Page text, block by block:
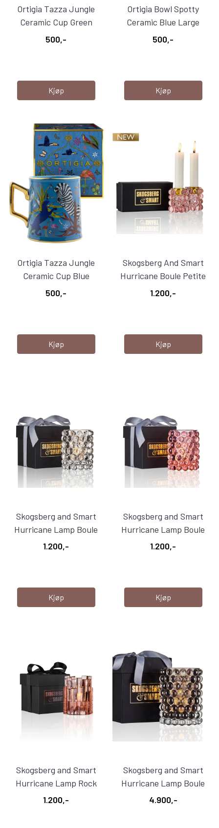
Ortigia Tazza Jungle
Ceramic Cup Green
500,-
Kjøp
Ortigia Bowl Spotty
Ceramic Blue Large
500,-
Kjøp
Ortigia Tazza Jungle
Ceramic Cup Blue
500,-
Kjøp
Skogsberg And Smart
Hurricane Boule Petite
Rosé
1.200,-
Kjøp
Skogsberg and Smart
Hurricane Lamp Boule
Regular ...
1.200,-
Kjøp
Skogsberg and Smart
Hurricane Lamp Boule
Regular ...
1.200,-
Kjøp
Skogsberg and Smart
Hurricane Lamp Rock
Rosé
1.200,-
Skogsberg and Smart
Hurricane Lamp Boule
Large ...
4.900,-